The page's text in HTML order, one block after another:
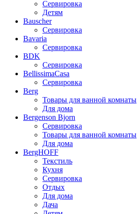
Сервировка
Детям
Bauscher
Сервировка
Bavaria
Сервировка
BDK
Сервировка
BellissimaCasa
Сервировка
Berg
Товары для ванной комнаты
Для дома
Bergenson Bjorn
Сервировка
Товары для ванной комнаты
Для дома
BergHOFF
Текстиль
Кухня
Сервировка
Отдых
Для дома
Дача